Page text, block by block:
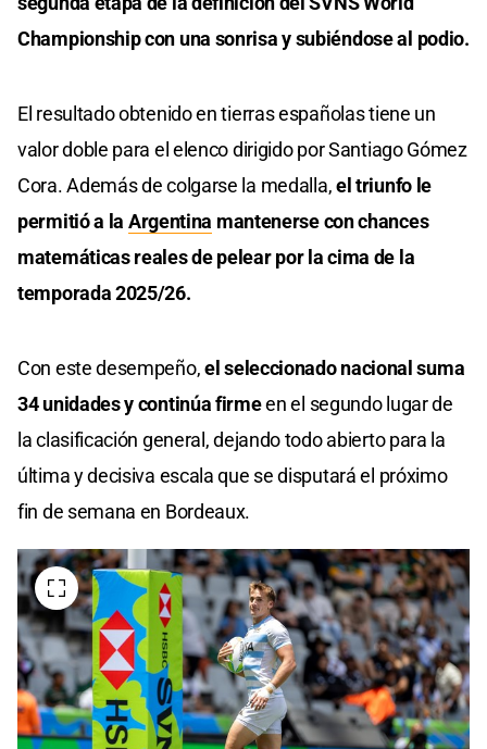
Championship con una sonrisa y subiéndose al podio.
El resultado obtenido en tierras españolas tiene un
valor doble para el elenco dirigido por Santiago Gómez
Cora. Además de colgarse la medalla,el triunfo le
permitió a la Argentina mantenerse con chances
matemáticas reales de pelear por la cima de la
temporada 2025/26.
Con este desempeño,el seleccionado nacional suma
34 unidades y continúa firmeen el segundo lugar de
la clasificación general, dejando todo abierto para la
última y decisiva escala que se disputará el próximo
fin de semana en Bordeaux.